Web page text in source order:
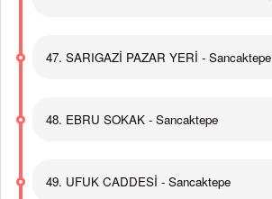
47. SARIGAZİ PAZAR YERİ - Sancaktepe
48. EBRU SOKAK - Sancaktepe
49. UFUK CADDESİ - Sancaktepe